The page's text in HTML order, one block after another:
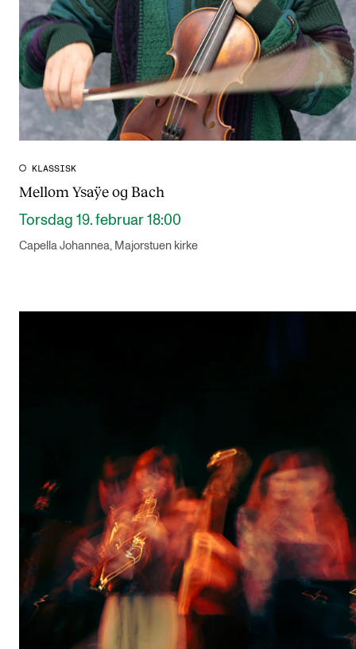
KLASSISK
Mellom Ysaÿe og Bach
Torsdag 19. februar 18:00
Capella Johannea, Majorstuen kirke